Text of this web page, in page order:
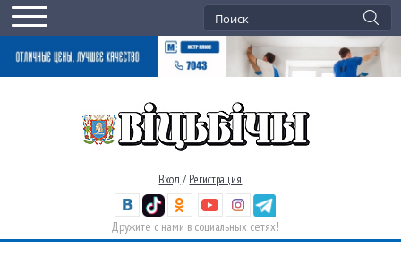
Вход / Регистрация
Дружите с нами в социальных сетях!